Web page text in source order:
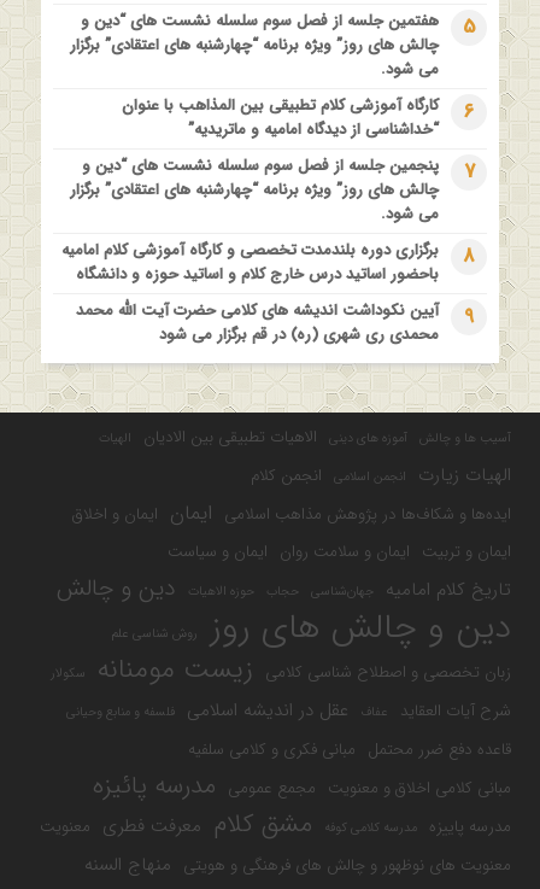
5
هفتمین جلسه از فصل سوم سلسله نشست های “دین و
چالش های روز” ویژه برنامه “چهارشنبه های اعتقادی” برگزار
می شود.
6
کارگاه آموزشی کلام تطبیقی بین المذاهب با عنوان
“خداشناسی از دیدگاه امامیه و ماتریدیه”
7
پنجمین جلسه از فصل سوم سلسله نشست های “دین و
چالش های روز” ویژه برنامه “چهارشنبه های اعتقادی” برگزار
می شود.
8
برگزاری دوره بلندمدت تخصصی و کارگاه آموزشی کلام امامیه
باحضور اساتید درس خارج کلام و اساتید حوزه و دانشگاه
9
آیین نکوداشت اندیشه های کلامی حضرت آیت الله محمد
محمدی ری شهری (ره) در قم برگزار می شود
آسیب ها و چالش آموزه های دینی الاهیات تطبیقی بین الادیان الهیات
الهیات زیارت انجمن اسلامی
انجمن کلام
ایده‌ها و شکاف‌ها در پژوهش مذاهب اسلامی ایمان ایمان و اخلاق
ایمان و تربیت ایمان و سلامت روان ایمان و سیاست
تاریخ کلام امامیه جهان‌شناسی حجاب حوزه الاهیات دین و چالش
دین و چالش های روز روش شناسی علم
زبان تخصصی و اصطلاح شناسی کلامی زیست مومنانه سکولار
شرح آیات العقاید عفاف عقل در اندیشه اسلامی فلسفه و منابع وحیانی
قاعده دفع ضرر محتمل مبانی فکری و کلامی سلفیه
مبانی کلامی اخلاق و معنویت مجمع عمومی مدرسه پائیزه
مدرسه پاییزه مدرسه کلامی کوفه مشق کلام معرفت فطری معنویت
معنویت های نوظهور و چالش های فرهنگی و هویتی منهاج السنه